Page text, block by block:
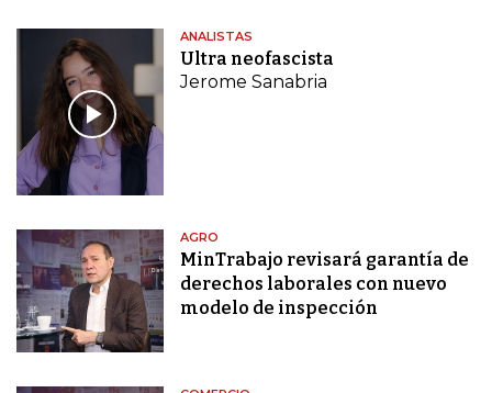
ANALISTAS
Ultra neofascista
Jerome Sanabria
AGRO
MinTrabajo revisará garantía de
derechos laborales con nuevo
modelo de inspección